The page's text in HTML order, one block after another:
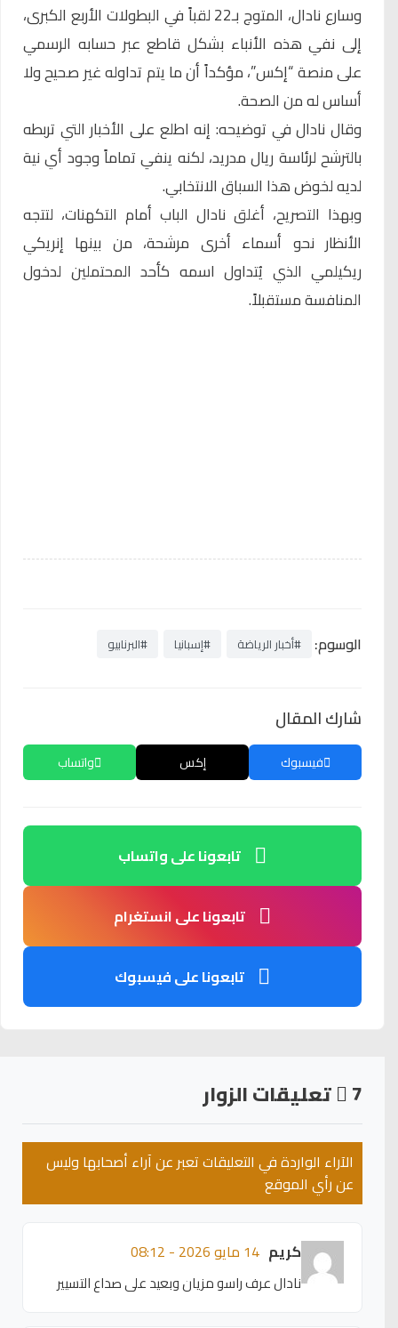
وسارع نادال، المتوج بـ22 لقباً في البطولات الأربع الكبرى،
إلى نفي هذه الأنباء بشكل قاطع عبر حسابه الرسمي
على منصة “إكس”، مؤكداً أن ما يتم تداوله غير صحيح ولا
أساس له من الصحة.
وقال نادال في توضيحه: إنه اطلع على الأخبار التي تربطه
بالترشح لرئاسة ريال مدريد، لكنه ينفي تماماً وجود أي نية
لديه لخوض هذا السباق الانتخابي.
وبهذا التصريح، أغلق نادال الباب أمام التكهنات، لتتجه
الأنظار نحو أسماء أخرى مرشحة، من بينها إنريكي
ريكيلمي الذي يُتداول اسمه كأحد المحتملين لدخول
المنافسة مستقبلاً.
الوسوم: #أخبار الرياضة #إسبانيا #البرنابيو
شارك المقال
فيسبوك إكس واتساب
تابعونا على واتساب
تابعونا على انستغرام
تابعونا على فيسبوك
7 تعليقات الزوار
الآراء الواردة في التعليقات تعبر عن آراء أصحابها وليس
عن رأي الموقع
كريم 14 مايو 2026 - 08:12
نادال عرف راسو مزيان وبعيد على صداع التسيير